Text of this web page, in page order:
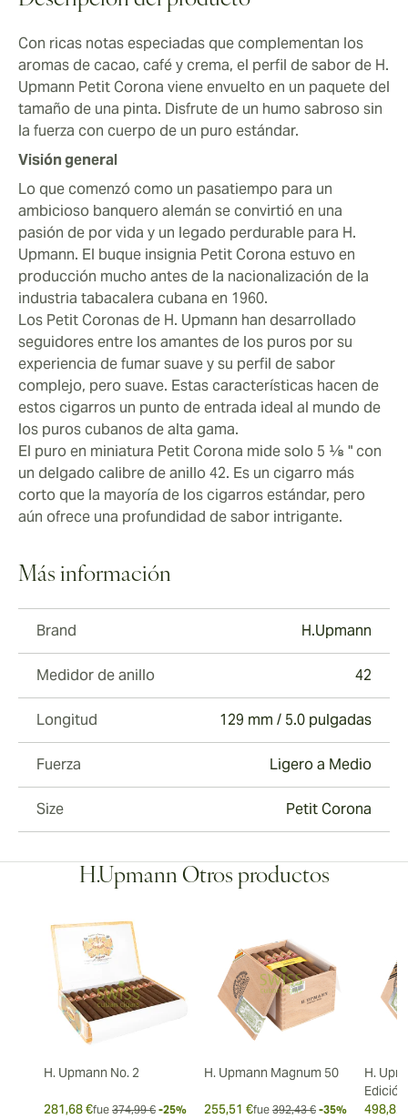
encima del H. Upmann en términos de complejidad.
Con ricas notas especiadas que complementan los
aromas de cacao, café y crema, el perfil de sabor de H.
Upmann Petit Corona viene envuelto en un paquete del
tamaño de una pinta. Disfrute de un humo sabroso sin
la fuerza con cuerpo de un puro estándar.
Visión general
Lo que comenzó como un pasatiempo para un
ambicioso banquero alemán se convirtió en una
pasión de por vida y un legado perdurable para H.
Upmann. El buque insignia Petit Corona estuvo en
producción mucho antes de la nacionalización de la
industria tabacalera cubana en 1960.
Los Petit Coronas de H. Upmann han desarrollado
seguidores entre los amantes de los puros por su
experiencia de fumar suave y su perfil de sabor
complejo, pero suave. Estas características hacen de
estos cigarros un punto de entrada ideal al mundo de
los puros cubanos de alta gama.
El puro en miniatura Petit Corona mide solo 5 ⅛ " con
un delgado calibre de anillo 42. Es un cigarro más
corto que la mayoría de los cigarros estándar, pero
aún ofrece una profundidad de sabor intrigante.
Más información
Brand H.Upmann
Medidor de anillo 42
Longitud 129 mm / 5.0 pulgadas
Fuerza Ligero a Medio
Size Petit Corona
H.Upmann Otros productos
H. Upmann No. 2
281,68 €fue 374,99 € -25%
H. Upmann Magnum 50
255,51 €fue 392,43 € -35%
H.
498,82